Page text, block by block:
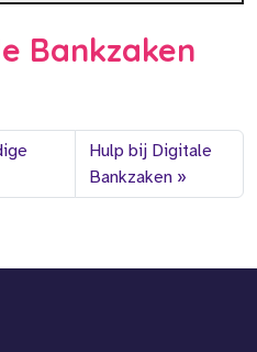
Bankzaken
Hulp bij Digitale
Bankzaken